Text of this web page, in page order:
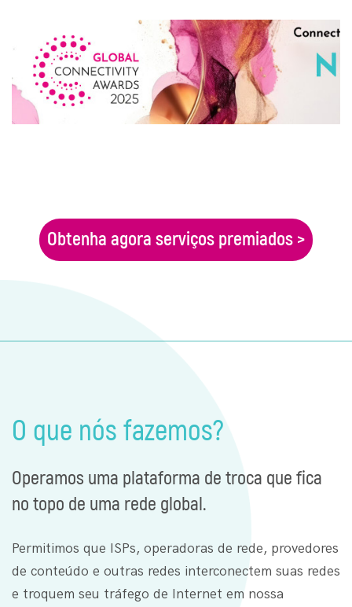
Obtenha agora serviços premiados >
O que nós fazemos?
Operamos uma plataforma de troca que fica
no topo de uma rede global.
Permitimos que ISPs, operadoras de rede, provedores
de conteúdo e outras redes interconectem suas redes
e troquem seu tráfego de Internet em nossa